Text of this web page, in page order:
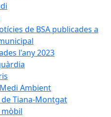
de BSA publicades a
l'any 2023
Ambient
Tiana-Montgat
mòbil